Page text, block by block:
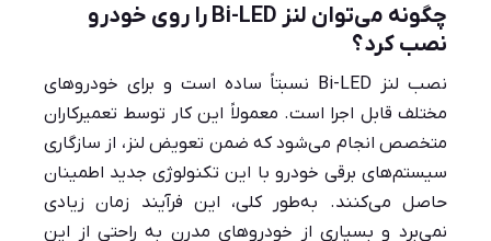
چگونه می‌توان لنز Bi-LED را روی خودرو
نصب کرد؟
نصب لنز Bi-LED نسبتاً ساده است و برای خودروهای
مختلف قابل اجرا است. معمولاً این کار توسط تعمیرکاران
متخصص انجام می‌شود که ضمن تعویض لنز، از سازگاری
سیستم‌های برقی خودرو با این تکنولوژی جدید اطمینان
حاصل می‌کنند. به‌طور کلی، این فرآیند زمان زیادی
نمی‌برد و بسیاری از خودروهای مدرن به راحتی از این